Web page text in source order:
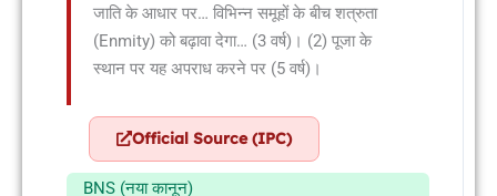
जाति के आधार पर… विभिन्न समूहों के बीच शत्रुता
(Enmity) को बढ़ावा देगा… (3 वर्ष)। (2) पूजा के
स्थान पर यह अपराध करने पर (5 वर्ष)।
Official Source (IPC)
BNS (नया कानून)